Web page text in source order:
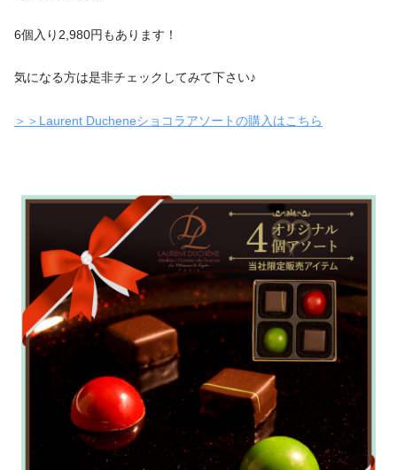
6個入り2,980円もあります！
気になる方は是非チェックしてみて下さい♪
＞＞Laurent Ducheneショコラアソートの購入はこちら